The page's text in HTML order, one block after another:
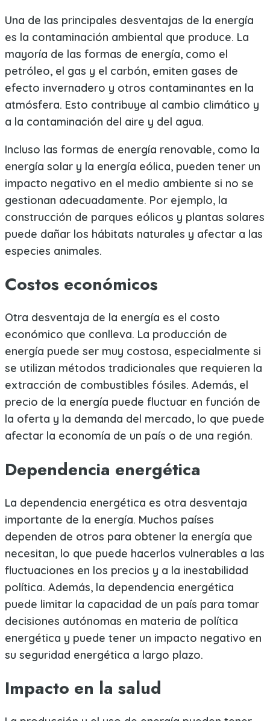
Una de las principales desventajas de la energía
es la contaminación ambiental que produce. La
mayoría de las formas de energía, como el
petróleo, el gas y el carbón, emiten gases de
efecto invernadero y otros contaminantes en la
atmósfera. Esto contribuye al cambio climático y
a la contaminación del aire y del agua.
Incluso las formas de energía renovable, como la
energía solar y la energía eólica, pueden tener un
impacto negativo en el medio ambiente si no se
gestionan adecuadamente. Por ejemplo, la
construcción de parques eólicos y plantas solares
puede dañar los hábitats naturales y afectar a las
especies animales.
Costos económicos
Otra desventaja de la energía es el costo
económico que conlleva. La producción de
energía puede ser muy costosa, especialmente si
se utilizan métodos tradicionales que requieren la
extracción de combustibles fósiles. Además, el
precio de la energía puede fluctuar en función de
la oferta y la demanda del mercado, lo que puede
afectar la economía de un país o de una región.
Dependencia energética
La dependencia energética es otra desventaja
importante de la energía. Muchos países
dependen de otros para obtener la energía que
necesitan, lo que puede hacerlos vulnerables a las
fluctuaciones en los precios y a la inestabilidad
política. Además, la dependencia energética
puede limitar la capacidad de un país para tomar
decisiones autónomas en materia de política
energética y puede tener un impacto negativo en
su seguridad energética a largo plazo.
Impacto en la salud